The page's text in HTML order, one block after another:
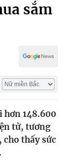
sắm
hơn 148.600
tử, tương
cho thấy sức